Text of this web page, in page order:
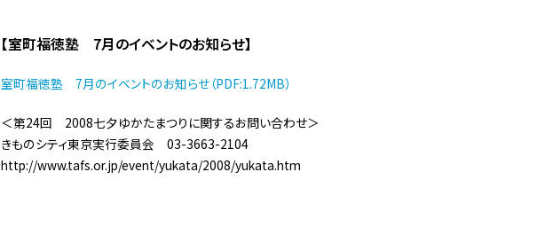
【室町福徳塾 7月のイベントのお知らせ】
室町福徳塾 7月のイベントのお知らせ（PDF:1.72MB）
＜第24回 2008七夕ゆかたまつりに関するお問い合わせ＞
きものシティ東京実行委員会 03-3663-2104
http://www.tafs.or.jp/event/yukata/2008/yukata.htm